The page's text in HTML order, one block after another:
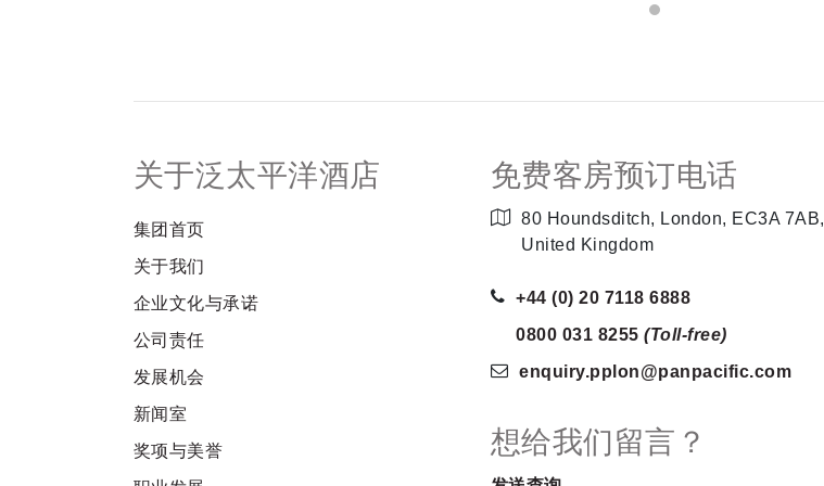
关于泛太平洋酒店
集团首页
关于我们
企业文化与承诺
公司责任
发展机会
新闻室
奖项与美誉
免费客房预订电话
80 Houndsditch, London, EC3A 7AB,
United Kingdom
+44 (0) 20 7118 6888
0800 031 8255(Toll-free)
enquiry.pplon@panpacific.com
想给我们留言？